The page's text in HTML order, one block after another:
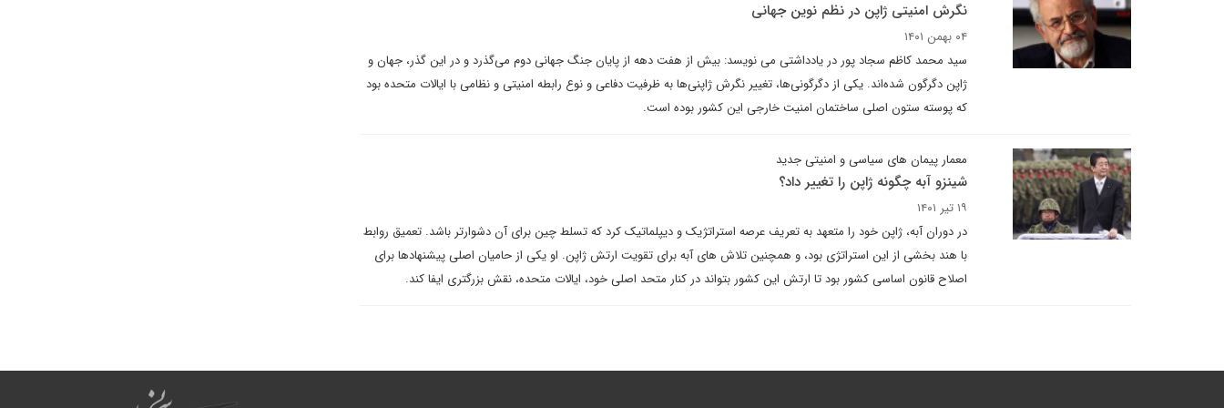
نگرش امنیتی ژاپن در نظم نوین جهانی
۰۴ بهمن ۱۴۰۱
سید محمد کاظم سجاد پور در یادداشتی می نویسد: بیش از هفت دهه از پایان جنگ جهانی دوم می‌گذرد و در این گذر، جهان و
ژاپن دگرگون شده‌اند. یکی از دگرگونی‌ها، تغییر نگرش ژاپنی‌ها به ظرفیت دفاعی و نوع رابطه امنیتی و نظامی با ایالات متحده بود
که پوسته ستون اصلی ساختمان امنیت خارجی این کشور بوده است.
معمار پیمان های سیاسی و امنیتی جدید
شینزو آبه چگونه ژاپن را تغییر داد؟
۱۹ تیر ۱۴۰۱
در دوران آبه، ژاپن خود را متعهد به تعریف عرصه استراتژیک و دیپلماتیک کرد که تسلط چین برای آن دشوارتر باشد. تعمیق روابط
با هند بخشی از این استراتژی بود، و همچنین تلاش های آبه برای تقویت ارتش ژاپن. او یکی از حامیان اصلی پیشنهادها برای
اصلاح قانون اساسی کشور بود تا ارتش این کشور بتواند در کنار متحد اصلی خود، ایالات متحده، نقش بزرگتری ایفا کند.